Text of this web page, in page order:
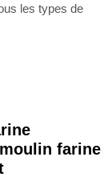
les types de
farine